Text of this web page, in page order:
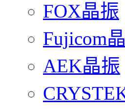
FOX晶振
Fujicom
AEK晶振